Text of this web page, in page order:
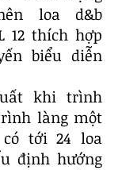
loa d&b
12 thích hợp
biểu diễn
khi trình
làng một
tới 24 loa
định hướng